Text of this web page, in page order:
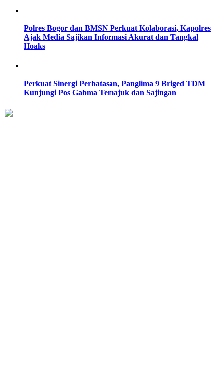
Polres Bogor dan BMSN Perkuat Kolaborasi, Kapolres
Ajak Media Sajikan Informasi Akurat dan Tangkal
Hoaks
Perkuat Sinergi Perbatasan, Panglima 9 Briged TDM
Kunjungi Pos Gabma Temajuk dan Sajingan